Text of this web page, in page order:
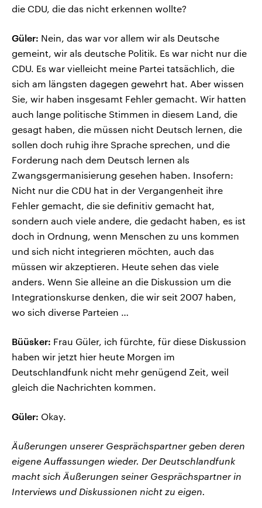
die CDU, die das nicht erkennen wollte?
Güler: Nein, das war vor allem wir als Deutsche
gemeint, wir als deutsche Politik. Es war nicht nur die
CDU. Es war vielleicht meine Partei tatsächlich, die
sich am längsten dagegen gewehrt hat. Aber wissen
Sie, wir haben insgesamt Fehler gemacht. Wir hatten
auch lange politische Stimmen in diesem Land, die
gesagt haben, die müssen nicht Deutsch lernen, die
sollen doch ruhig ihre Sprache sprechen, und die
Forderung nach dem Deutsch lernen als
Zwangsgermanisierung gesehen haben. Insofern:
Nicht nur die CDU hat in der Vergangenheit ihre
Fehler gemacht, die sie definitiv gemacht hat,
sondern auch viele andere, die gedacht haben, es ist
doch in Ordnung, wenn Menschen zu uns kommen
und sich nicht integrieren möchten, auch das
müssen wir akzeptieren. Heute sehen das viele
anders. Wenn Sie alleine an die Diskussion um die
Integrationskurse denken, die wir seit 2007 haben,
wo sich diverse Parteien …
Büüsker: Frau Güler, ich fürchte, für diese Diskussion
haben wir jetzt hier heute Morgen im
Deutschlandfunk nicht mehr genügend Zeit, weil
gleich die Nachrichten kommen.
Güler: Okay.
Äußerungen unserer Gesprächspartner geben deren
eigene Auffassungen wieder. Der Deutschlandfunk
macht sich Äußerungen seiner Gesprächspartner in
Interviews und Diskussionen nicht zu eigen.